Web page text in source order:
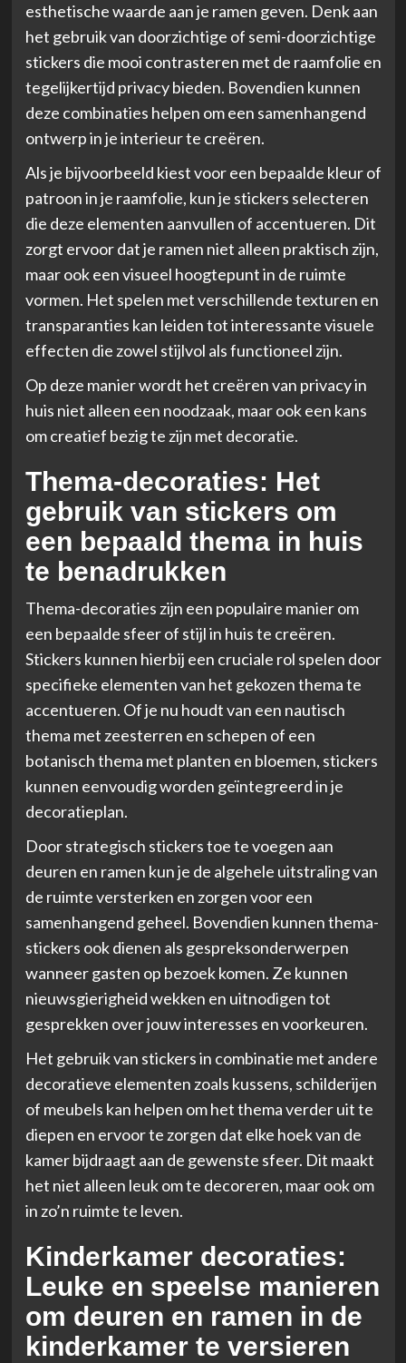
esthetische waarde aan je ramen geven. Denk aan
het gebruik van doorzichtige of semi-doorzichtige
stickers die mooi contrasteren met de raamfolie en
tegelijkertijd privacy bieden. Bovendien kunnen
deze combinaties helpen om een samenhangend
ontwerp in je interieur te creëren.
Als je bijvoorbeeld kiest voor een bepaalde kleur of
patroon in je raamfolie, kun je stickers selecteren
die deze elementen aanvullen of accentueren. Dit
zorgt ervoor dat je ramen niet alleen praktisch zijn,
maar ook een visueel hoogtepunt in de ruimte
vormen. Het spelen met verschillende texturen en
transparanties kan leiden tot interessante visuele
effecten die zowel stijlvol als functioneel zijn.
Op deze manier wordt het creëren van privacy in
huis niet alleen een noodzaak, maar ook een kans
om creatief bezig te zijn met decoratie.
Thema-decoraties: Het
gebruik van stickers om
een bepaald thema in huis
te benadrukken
Thema-decoraties zijn een populaire manier om
een bepaalde sfeer of stijl in huis te creëren.
Stickers kunnen hierbij een cruciale rol spelen door
specifieke elementen van het gekozen thema te
accentueren. Of je nu houdt van een nautisch
thema met zeesterren en schepen of een
botanisch thema met planten en bloemen, stickers
kunnen eenvoudig worden geïntegreerd in je
decoratieplan.
Door strategisch stickers toe te voegen aan
deuren en ramen kun je de algehele uitstraling van
de ruimte versterken en zorgen voor een
samenhangend geheel. Bovendien kunnen thema-
stickers ook dienen als gespreksonderwerpen
wanneer gasten op bezoek komen. Ze kunnen
nieuwsgierigheid wekken en uitnodigen tot
gesprekken over jouw interesses en voorkeuren.
Het gebruik van stickers in combinatie met andere
decoratieve elementen zoals kussens, schilderijen
of meubels kan helpen om het thema verder uit te
diepen en ervoor te zorgen dat elke hoek van de
kamer bijdraagt aan de gewenste sfeer. Dit maakt
het niet alleen leuk om te decoreren, maar ook om
in zo’n ruimte te leven.
Kinderkamer decoraties:
Leuke en speelse manieren
om deuren en ramen in de
kinderkamer te versieren